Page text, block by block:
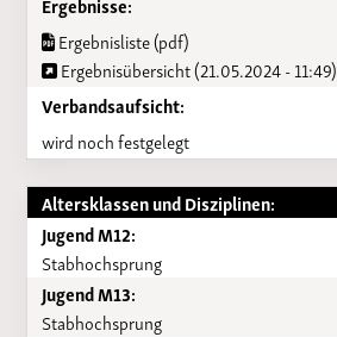
Ergebnisliste (pdf)
Ergebnisübersicht (21.05.2024 - 11:49)
Verbandsaufsicht:
wird noch festgelegt
Altersklassen und Disziplinen:
Jugend M12:
Stabhochsprung
Jugend M13:
Stabhochsprung